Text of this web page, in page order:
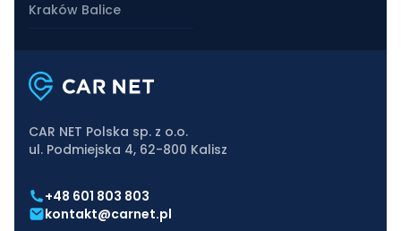
Kraków Balice
CAR NET Polska sp. z o.o.
ul. Podmiejska 4, 62-800 Kalisz
+48 601 803 803
kontakt@carnet.pl